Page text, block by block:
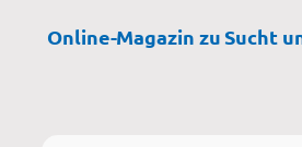
Online-Magazin zu Sucht